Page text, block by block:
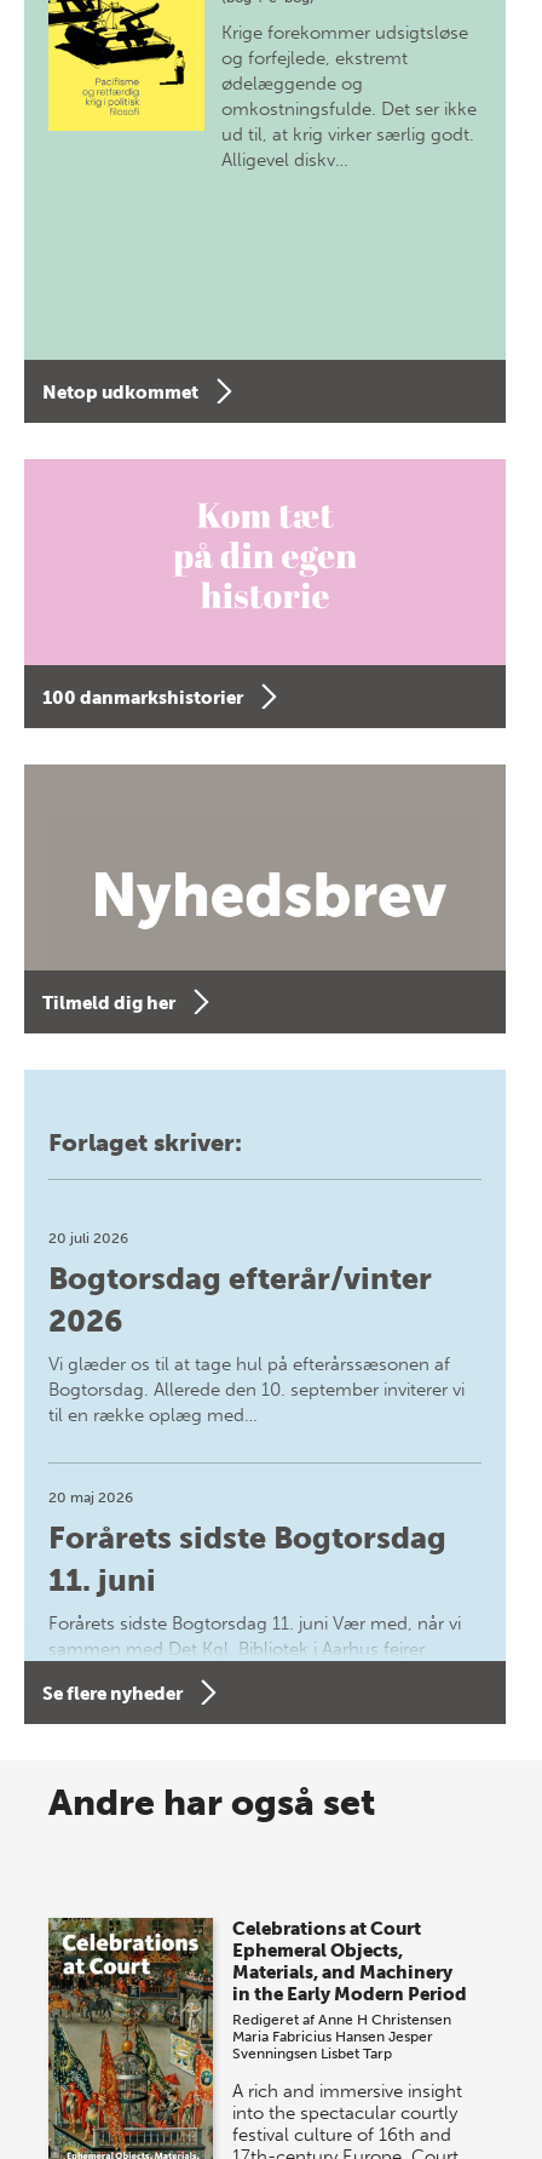
Krige forekommer udsigtsløse
og forfejlede, ekstremt
ødelæggende og
omkostningsfulde. Det ser ikke
ud til, at krig virker særlig godt.
Alligevel diskv…
Netop udkommet
100 danmarkshistorier
Tilmeld dig her
Forlaget skriver:
20 juli 2026
Bogtorsdag efterår/vinter
2026
Vi glæder os til at tage hul på efterårssæsonen af
Bogtorsdag. Allerede den 10. september inviterer vi
til en række oplæg med…
20 maj 2026
Forårets sidste Bogtorsdag
11. juni
Forårets sidste Bogtorsdag 11. juni Vær med, når vi
sammen med Det Kgl. Bibliotek i Aarhus fejrer
forfatterne bag vores nyes…
Spar op til 70% til sommer-
onsdag den 10. j…
Se flere nyheder
Andre har også set
Celebrations at Court
Ephemeral Objects,
Materials, and Machinery
in the Early Modern Period
Redigeret afAnne H Christensen
Maria Fabricius Hansen Jesper
Svenningsen Lisbet Tarp
A rich and immersive insight
into the spectacular courtly
festival culture of 16th and